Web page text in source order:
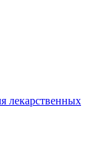
лекарственных